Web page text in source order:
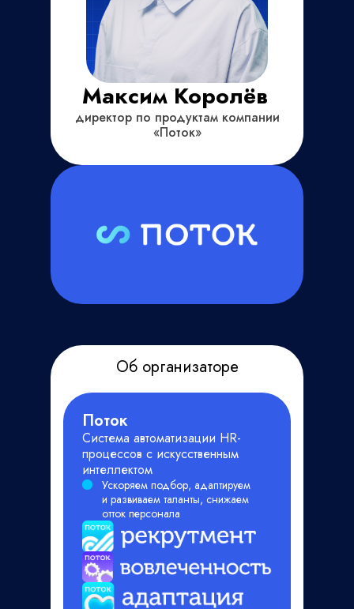
Максим Королёв
директор по продуктам компании
«Поток»
Об организаторе
Поток
Система автоматизации HR-
процессов с искусственным
интеллектом
Ускоряем подбор, адаптируем
и развиваем таланты, снижаем
отток персонала
Регистрация открыта
«Потока» — регистрируйтесь
сейчас, чтобы получить максимум